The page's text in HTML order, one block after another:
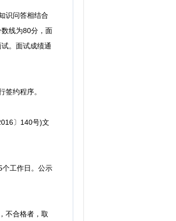
识问答相结合
线为80分，面
。面试成绩通
约程序。
〕140号)文
工作日。公示
不合格者，取